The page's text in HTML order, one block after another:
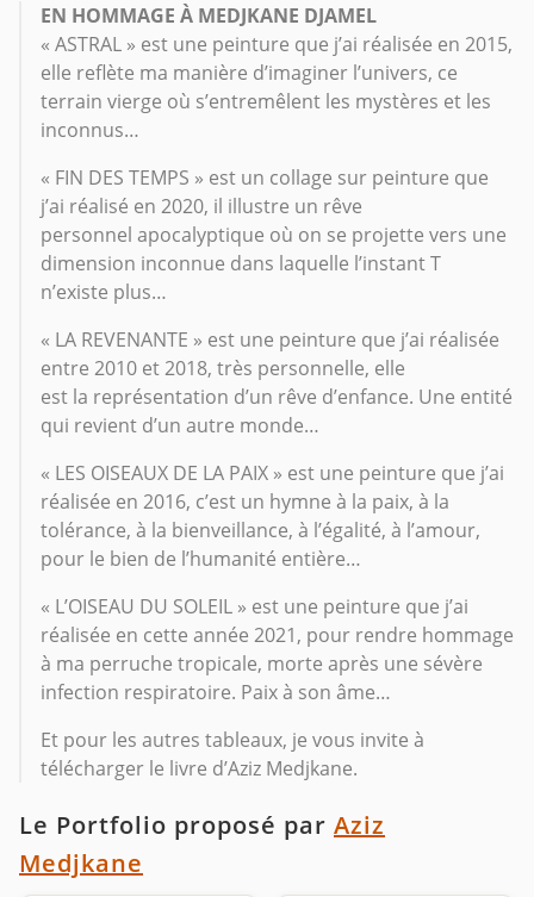
EN HOMMAGE À MEDJKANE DJAMEL
« ASTRAL » est une peinture que j’ai réalisée en 2015,
elle reflète ma manière d’imaginer l’univers, ce
terrain vierge où s’entremêlent les mystères et les
inconnus…
« FIN DES TEMPS » est un collage sur peinture que
j’ai réalisé en 2020, il illustre un rêve
personnel apocalyptique où on se projette vers une
dimension inconnue dans laquelle l’instant T
n’existe plus…
« LA REVENANTE » est une peinture que j’ai réalisée
entre 2010 et 2018, très personnelle, elle
est la représentation d’un rêve d’enfance. Une entité
qui revient d’un autre monde…
« LES OISEAUX DE LA PAIX » est une peinture que j’ai
réalisée en 2016, c’est un hymne à la paix, à la
tolérance, à la bienveillance, à l’égalité, à l’amour,
pour le bien de l’humanité entière…
« L’OISEAU DU SOLEIL » est une peinture que j’ai
réalisée en cette année 2021, pour rendre hommage
à ma perruche tropicale, morte après une sévère
infection respiratoire. Paix à son âme…
Et pour les autres tableaux, je vous invite à
télécharger le livre d’Aziz Medjkane.
Le Portfolio proposé par Aziz
Medjkane